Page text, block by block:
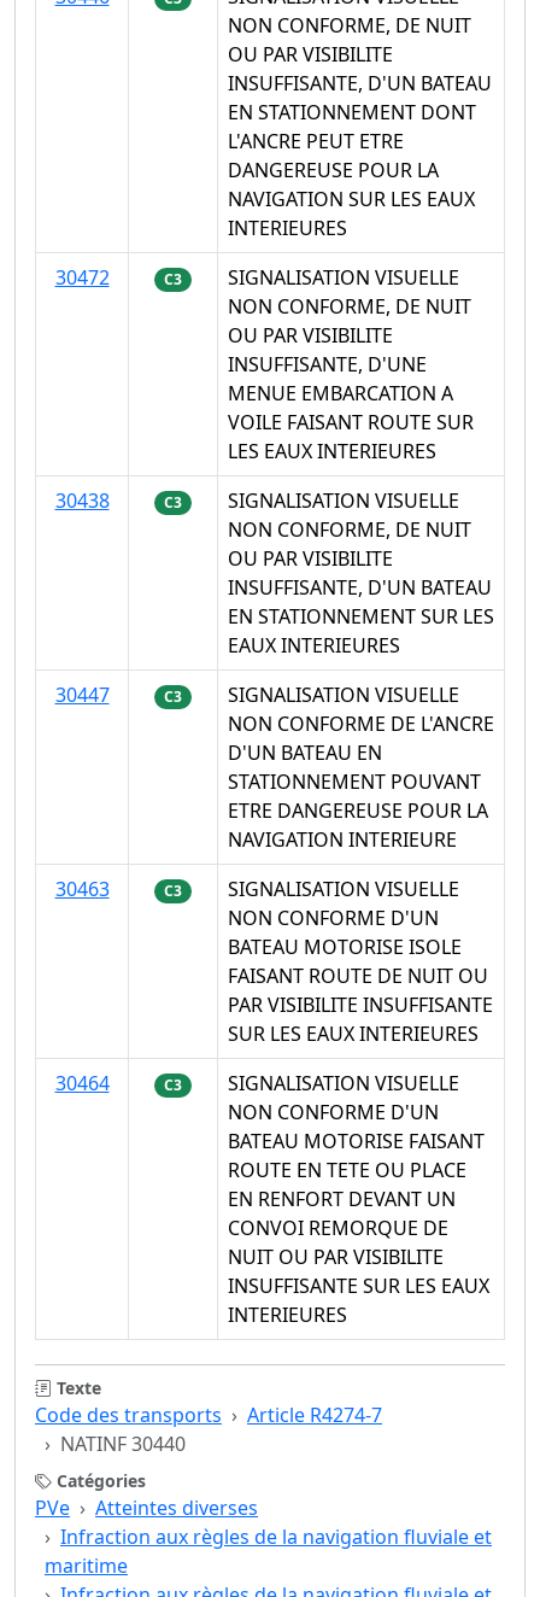
NON CONFORME, DE NUIT
OU PAR VISIBILITE
INSUFFISANTE, D'UN BATEAU
EN STATIONNEMENT DONT
L'ANCRE PEUT ETRE
DANGEREUSE POUR LA
NAVIGATION SUR LES EAUX
INTERIEURES
30472
C3
SIGNALISATION VISUELLE
NON CONFORME, DE NUIT
OU PAR VISIBILITE
INSUFFISANTE, D'UNE
MENUE EMBARCATION A
VOILE FAISANT ROUTE SUR
LES EAUX INTERIEURES
30438
C3
SIGNALISATION VISUELLE
NON CONFORME, DE NUIT
OU PAR VISIBILITE
INSUFFISANTE, D'UN BATEAU
EN STATIONNEMENT SUR LES
EAUX INTERIEURES
30447
C3
SIGNALISATION VISUELLE
NON CONFORME DE L'ANCRE
D'UN BATEAU EN
STATIONNEMENT POUVANT
ETRE DANGEREUSE POUR LA
NAVIGATION INTERIEURE
30463
C3
SIGNALISATION VISUELLE
NON CONFORME D'UN
BATEAU MOTORISE ISOLE
FAISANT ROUTE DE NUIT OU
PAR VISIBILITE INSUFFISANTE
SUR LES EAUX INTERIEURES
30464
C3
SIGNALISATION VISUELLE
NON CONFORME D'UN
BATEAU MOTORISE FAISANT
ROUTE EN TETE OU PLACE
EN RENFORT DEVANT UN
CONVOI REMORQUE DE
NUIT OU PAR VISIBILITE
INSUFFISANTE SUR LES EAUX
INTERIEURES
Texte
Code des transports
Article R4274-7
NATINF 30440
Catégories
PVe
Atteintes diverses
Infraction aux règles de la navigation fluviale et
maritime